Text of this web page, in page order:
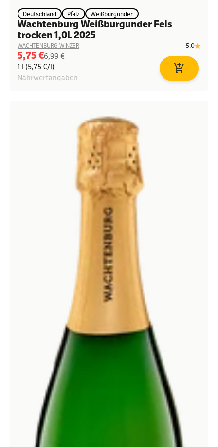
Deutschland Pfalz Weißburgunder
Wachtenburg Weißburgunder Fels
trocken 1,0L 2025
WACHTENBURG WINZER 5.0
Angebot
5,75 €Regulärer Preis
6,99 €
1 l (5,75 €/l)
Nährwertangaben
In den